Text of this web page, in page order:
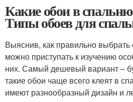
Какие обои в
Типы обоев для
Выяснив, как правильно выбрать
можно приступать к изучению
них. Самый дешевый вариант –
такие обои чаще всего клеят в
имеют разнообразный дизайн и